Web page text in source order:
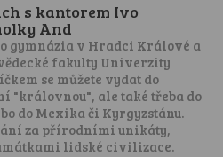
s kantorem Ivo
And
gymnázia v Hradci Králové a
fakulty Univerzity
se můžete vydat do
"královnou", ale také třeba do
do Mexika či Kyrgyzstánu.
za přírodními unikáty,
lidské civilizace.